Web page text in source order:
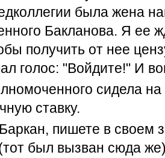
была жена
Бакланова. Я ее
получить от нее
голос: "Войдите!" И
сидела
ставку.
пишете в своем
был вызван сюда